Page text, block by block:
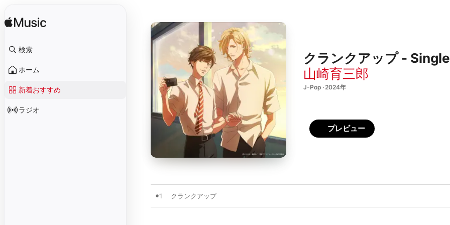
検索
ホーム
新着おすすめ
ラジオ
クランクアップ - Single
山崎育三郎
J-Pop · 2024年
プレビュー
1 クランクアップ